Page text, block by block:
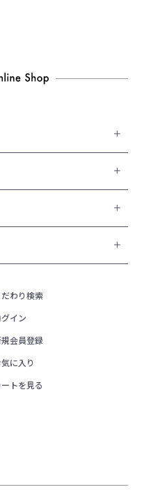
だわり検索
グイン
会員登録
気に入り
ートを見る